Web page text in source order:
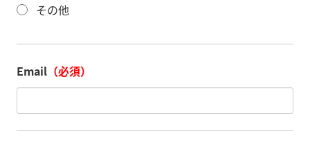
その他
Email （必須）